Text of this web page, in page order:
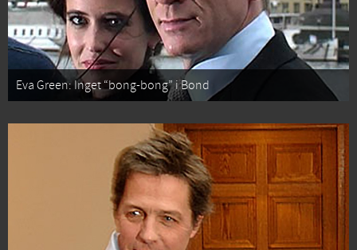
Eva Green: Inget “bong-bong” i Bond